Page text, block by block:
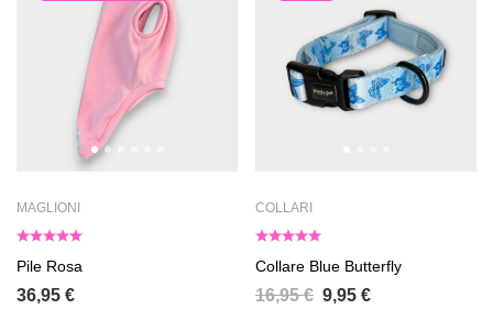
MAGLIONI
Pile Rosa
36,95 €
COLLARI
Collare Blue Butterfly
16,95€ 9,95 €